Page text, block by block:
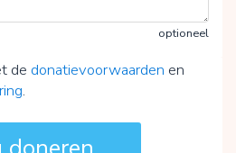
optioneel
de donatievoorwaarden en
.